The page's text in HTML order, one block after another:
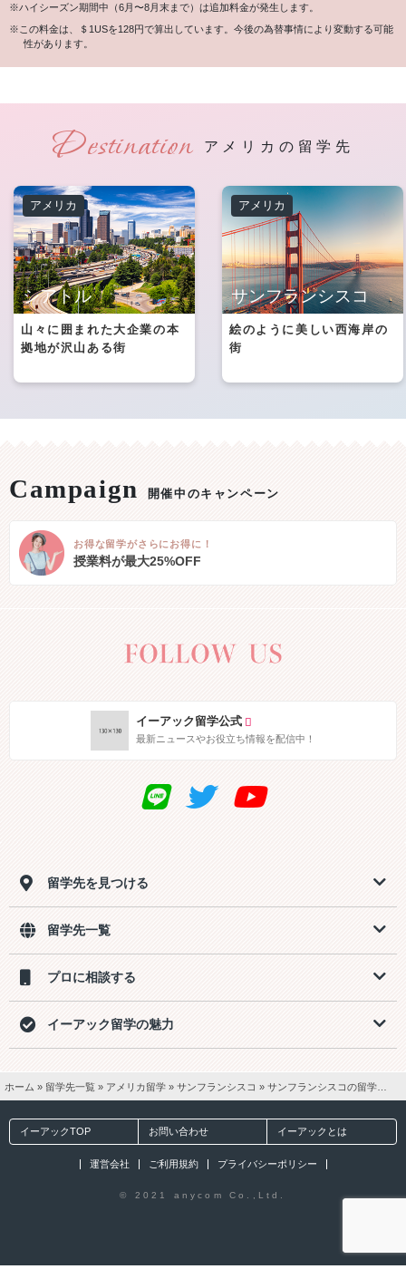
※ハイシーズン期間中（6月〜8月末まで）は追加料金が発生します。
※この料金は、＄1USを128円で算出しています。今後の為替事情により変動する可能
性があります。
アメリカの留学先
山々に囲まれた大企業の本
拠地が沢山ある街
シアトル
アメリカ
絵のように美しい西海岸の
街
サンフランシスコ
アメリカ
開催中のキャンペーン
お得な留学がさらにお得に！
授業料が最大25%OFF
イーアック留学公式
最新ニュースやお役立ち情報を配信中！
留学先を見つける
留学先一覧
プロに相談する
イーアック留学の魅力
ホーム » 留学先一覧 » アメリカ留学 » サンフランシスコ » サンフランシスコの留学費用
イーアックTOP お問い合わせ イーアックとは
運営会社 ご利用規約 プライバシーポリシー
© 2021 anycom Co.,Ltd.